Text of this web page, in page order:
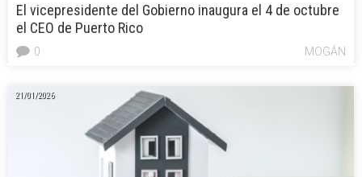
El vicepresidente del Gobierno inaugura el 4 de octubre
el CEO de Puerto Rico
MOGÁN
0
21/01/2026